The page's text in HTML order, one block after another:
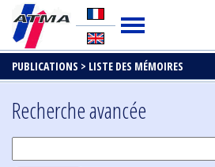
PUBLICATIONS > LISTE DES MÉMOIRES
Recherche avancée